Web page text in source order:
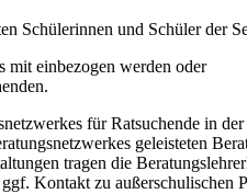
Schülerinnen und Schüler
mit einbezogen werden oder
für Ratsuchende in
geleisteten
tragen die
Kontakt zu außerschulischen